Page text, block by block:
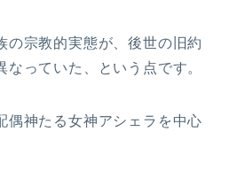
の宗教的実態が、後世の旧約
っていた、という点です。
偶神たる女神アシェラを中心